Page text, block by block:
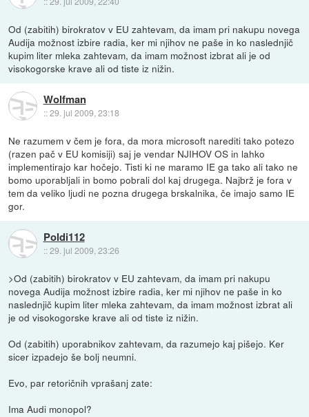
Od (zabitih) birokratov v EU zahtevam, da imam pri nakupu novega
Audija možnost izbire radia, ker mi njihov ne paše in ko naslednjič
kupim liter mleka zahtevam, da imam možnost izbrat ali je od
visokogorske krave ali od tiste iz nižin.
Wolfman
::29. jul 2009, 23:18
Ne razumem v čem je fora, da mora microsoft narediti tako potezo
(razen pač v EU komisiji) saj je vendar NJIHOV OS in lahko
implementirajo kar hočejo. Tisti ki ne maramo IE ga tako ali tako ne
bomo uporabljali in bomo pobrali dol kaj drugega. Najbrž je fora v
tem da veliko ljudi ne pozna drugega brskalnika, če imajo samo IE
gor.
Poldi112
::29. jul 2009, 23:26
>Od (zabitih) birokratov v EU zahtevam, da imam pri nakupu
novega Audija možnost izbire radia, ker mi njihov ne paše in ko
naslednjič kupim liter mleka zahtevam, da imam možnost izbrat ali
je od visokogorske krave ali od tiste iz nižin.
Od (zabitih) uporabnikov zahtevam, da razumejo kaj pišejo. Ker
sicer izpadejo še bolj neumni.
Evo, par retoričnih vprašanj zate:
Ima Audi monopol?